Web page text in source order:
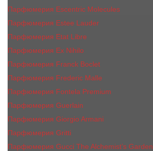
Парфюмерия Escentric Molecules
Парфюмерия Estee Lаudеr
Парфюмерия Etat Libre
Парфюмерия Ex Nihilo
Парфюмерия Franck Boclet
Парфюмерия Frеderic Mаlle
Парфюмерия Fontela Premium
Парфюмерия Guerlain
Парфюмерия Giorgio Armani
Парфюмерия Gritti
Парфюмерия Gucci The Alchemist’s Garden.